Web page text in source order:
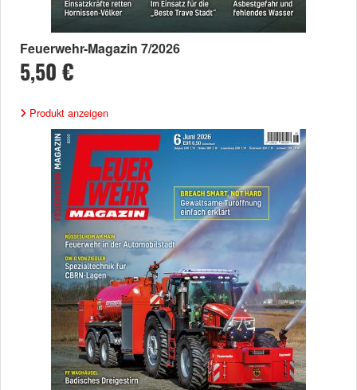
Feuerwehr-Magazin 7/2026
5,50 €
Produkt anzeigen